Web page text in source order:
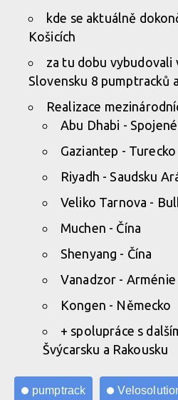
kde se aktuálně
Košicích
za tu dobu vybudovali
Slovensku 8 pumptracků
Realizace
Abu Dhabi -
Gaziantep - Turecko
Riyadh - Saudsku
Veliko Tarnova -
Muchen - Čína
Shenyang - Čína
Vanadzor - Arménie
Kongen - Německo
+ spolupráce s
Švýcarsku a Rakousku
pumptrack